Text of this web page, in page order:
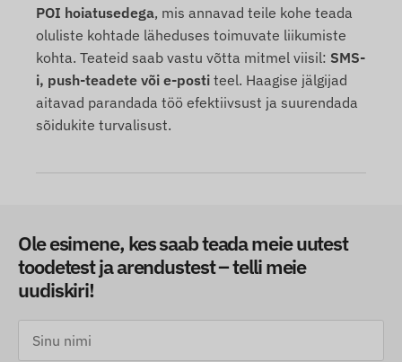
POI hoiatusedega, mis annavad teile kohe teada
oluliste kohtade läheduses toimuvate liikumiste
kohta. Teateid saab vastu võtta mitmel viisil: SMS-
i, push-teadete või e-posti teel. Haagise jälgijad
aitavad parandada töö efektiivsust ja suurendada
sõidukite turvalisust.
Ole esimene, kes saab teada meie uutest
toodetest ja arendustest – telli meie
uudiskiri!